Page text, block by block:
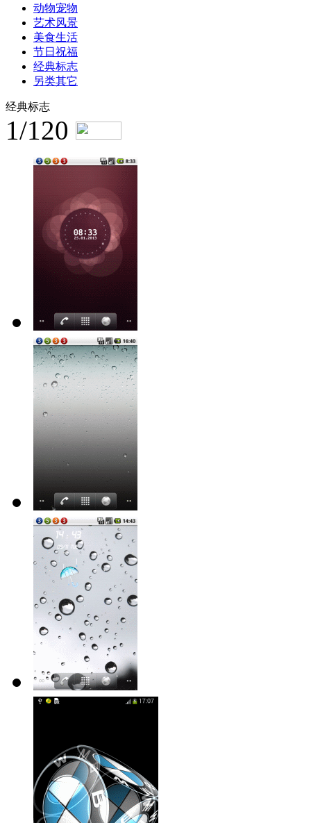
动物宠物
艺术风景
美食生活
节日祝福
经典标志
另类其它
经典标志
1/120